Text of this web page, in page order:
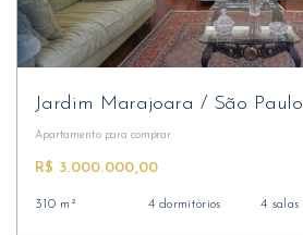
Jardim Marajoara / São Paulo
Apartamento para comprar
R$ 3.000.000,00
310 m² 4 dormitórios 4 salas